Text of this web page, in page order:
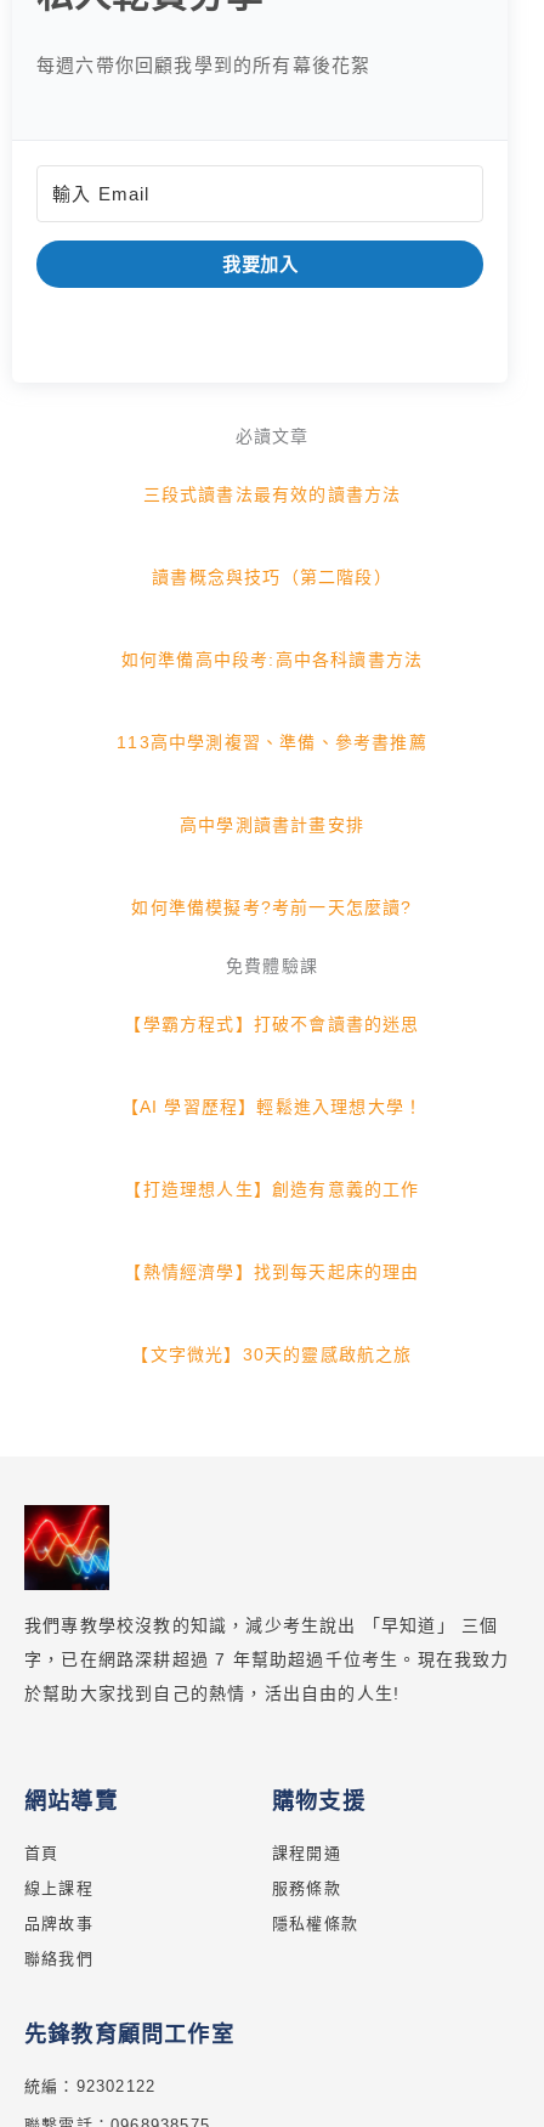
每週六帶你回顧我學到的所有幕後花絮
我要加入
必讀文章
三段式讀書法最有效的讀書方法
讀書概念與技巧（第二階段）
如何準備高中段考:高中各科讀書方法
113高中學測複習、準備、參考書推薦
高中學測讀書計畫安排
如何準備模擬考?考前一天怎麼讀?
免費體驗課
【學霸方程式】打破不會讀書的迷思
【AI 學習歷程】輕鬆進入理想大學！
【打造理想人生】創造有意義的工作
【熱情經濟學】找到每天起床的理由
【文字微光】30天的靈感啟航之旅
我們專教學校沒教的知識，減少考生說出 「早知道」 三個
字，已在網路深耕超過 7 年幫助超過千位考生。現在我致力
於幫助大家找到自己的熱情，活出自由的人生!
網站導覽
首頁
線上課程
品牌故事
聯絡我們
購物支援
課程開通
服務條款
隱私權條款
先鋒教育顧問工作室
統編：92302122